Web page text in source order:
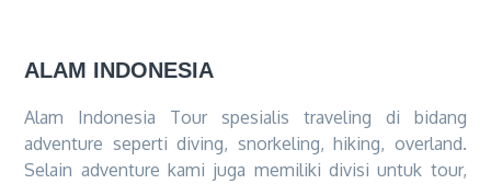
ALAM INDONESIA
Alam Indonesia Tour spesialis traveling di bidang
adventure seperti diving, snorkeling, hiking, overland.
Selain adventure kami juga memiliki divisi untuk tour,